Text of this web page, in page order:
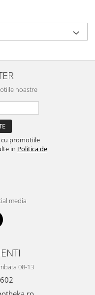
noastre
cu promotiile
in Politica de
media
08-13